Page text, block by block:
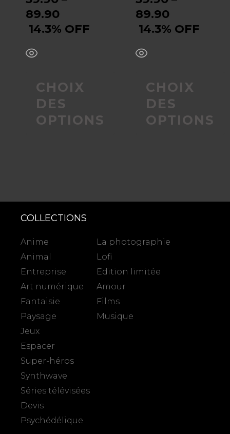
89.90
14.3% OFF
CHOIX
DES
OPTIONS
sur
la
du
produit
89.90
14.3% OFF
CHOIX
DES
OPTIONS
sur
la
du
produit
COLLECTIONS
Anime
Animal
Entreprise
Art numérique
Fantaisie
Paysage
Jeux
La photographie
Lofi
Edition limitée
Amour
Films
Musique
Espacer
Super-héros
Synthwave
Séries télévisées
Devis
Psychédélique